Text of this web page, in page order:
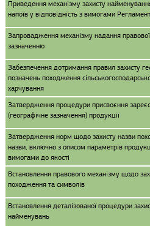
Приведення механізму захисту
напоїв у відповідність з вимогами
Запровадження механізму надання
зазначенню
Забезпечення дотримання правил захисту
позначень походження
харчування
Затвердження процедури присвоєння
(географічне зазначення) продукції
Затвердження норм щодо захисту назви
назви, включно з описом параметрів
вимогами до якості
Встановлення правового механізму щодо
походження та символів
Встановлення деталізованої процедури
найменувань